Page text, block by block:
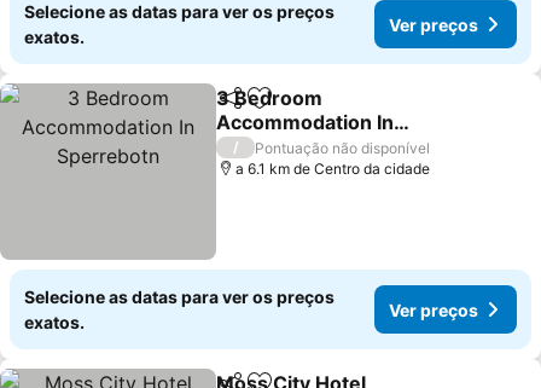
Selecione as datas para ver os preços
exatos.
Ver preços
PartilharAdicionar aos favoritos
3 Bedroom
Accommodation In
Sperrebotn
Ver preços
/
Pontuação não disponível
a 6.1 km de Centro da cidade
Selecione as datas para ver os preços
exatos.
Ver preços
Moss City Hotel